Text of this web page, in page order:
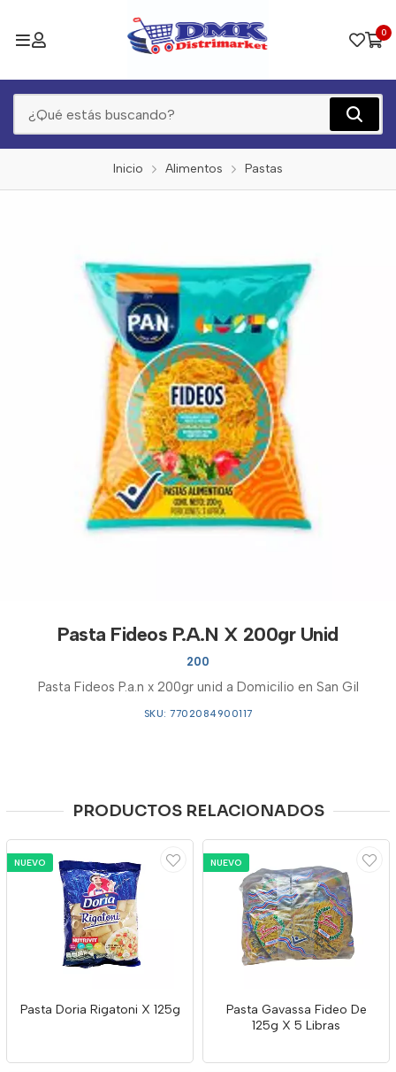
0
Inicio Alimentos Pastas
Pasta Fideos P.A.N X 200gr Unid
200
Pasta Fideos P.a.n x 200gr unid a Domicilio en San Gil
SKU: 7702084900117
PRODUCTOS RELACIONADOS
NUEVO
Pasta Doria Rigatoni X 125g
NUEVO
Pasta Gavassa Fideo De
125g X 5 Libras